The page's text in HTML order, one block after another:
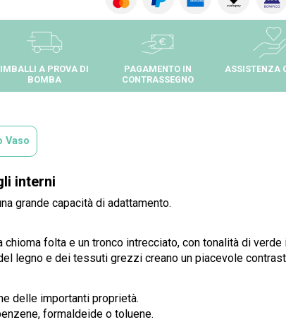
IMBALLI A PROVA DI
BOMBA
PAGAMENTO IN
CONTRASSEGNO
ASSISTENZA
Vaso
interni
grande capacità di adattamento.
chioma folta e un tronco intrecciato, con tonalità di verde
legno e dei tessuti grezzi creano un piacevole
delle importanti proprietà.
formaldeide o toluene.